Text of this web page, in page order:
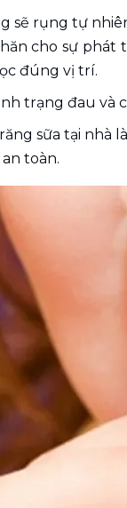
sẽ rụng tự
cho sự phát
đúng vị trí.
trạng đau và
sữa tại
toàn.